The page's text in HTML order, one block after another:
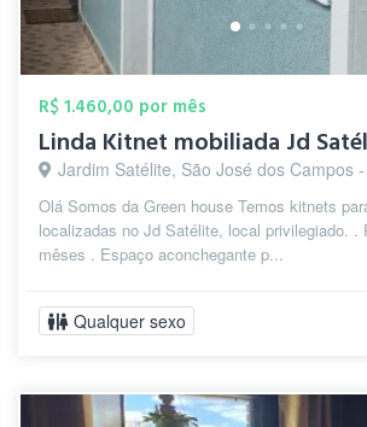
R$ 1.460,00 por mês
Linda Kitnet mobiliada Jd
Jardim Satélite, São José dos Campos
Olá Somos da Green house Temos kitnets
localizadas no Jd Satélite, local privilegiado. .
mêses . Espaço aconchegante p...
Qualquer sexo